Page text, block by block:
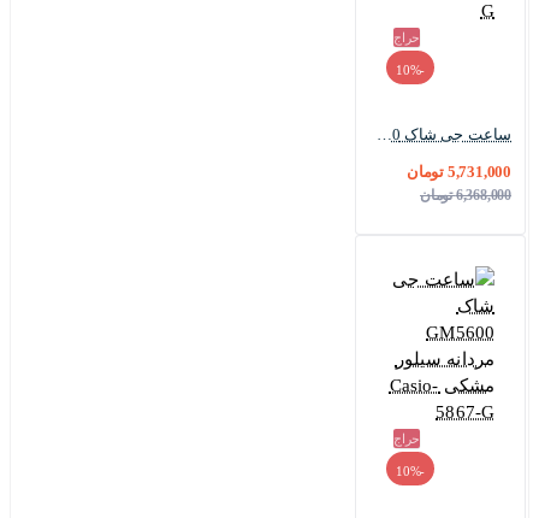
حراج
-10%
ساعت جی شاک GM2100 مردانه فول مشکی G-Shock-5835-G
5,731,000 تومان
6,368,000 تومان
حراج
-10%